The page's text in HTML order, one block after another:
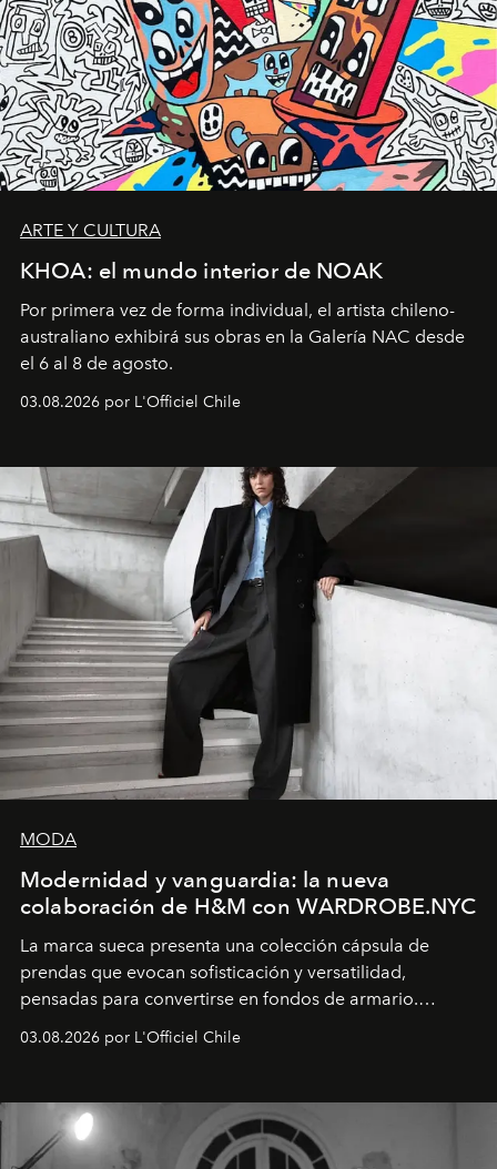
ARTE Y CULTURA
KHOA: el mundo interior de NOAK
Por primera vez de forma individual, el artista chileno-
australiano exhibirá sus obras en la Galería NAC desde
el 6 al 8 de agosto.
03.08.2026 por L'Officiel Chile
MODA
Modernidad y vanguardia: la nueva
colaboración de H&M con WARDROBE.NYC
La marca sueca presenta una colección cápsula de
prendas que evocan sofisticación y versatilidad,
pensadas para convertirse en fondos de armario.
03.08.2026 por L'Officiel Chile